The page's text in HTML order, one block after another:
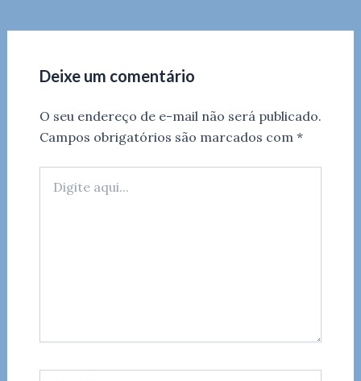
Deixe um comentário
O seu endereço de e-mail não será publicado.
Campos obrigatórios são marcados com *
aqui...